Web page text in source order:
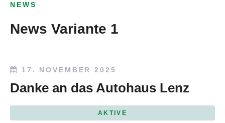
NEWS
News Variante 1
17. NOVEMBER 2025
Danke an das Autohaus Lenz
AKTIVE